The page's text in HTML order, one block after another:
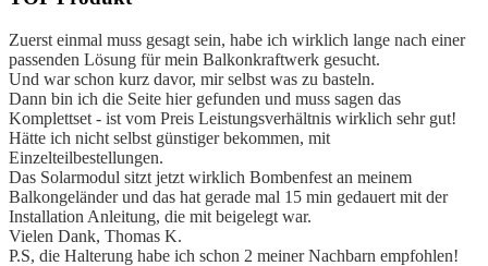
Zuerst einmal muss gesagt sein, habe ich wirklich lange nach einer
passenden Lösung für mein Balkonkraftwerk gesucht.
Und war schon kurz davor, mir selbst was zu basteln.
Dann bin ich die Seite hier gefunden und muss sagen das
Komplettset - ist vom Preis Leistungsverhältnis wirklich sehr gut!
Hätte ich nicht selbst günstiger bekommen, mit
Einzelteilbestellungen.
Das Solarmodul sitzt jetzt wirklich Bombenfest an meinem
Balkongeländer und das hat gerade mal 15 min gedauert mit der
Installation Anleitung, die mit beigelegt war.
Vielen Dank, Thomas K.
P.S, die Halterung habe ich schon 2 meiner Nachbarn empfohlen!